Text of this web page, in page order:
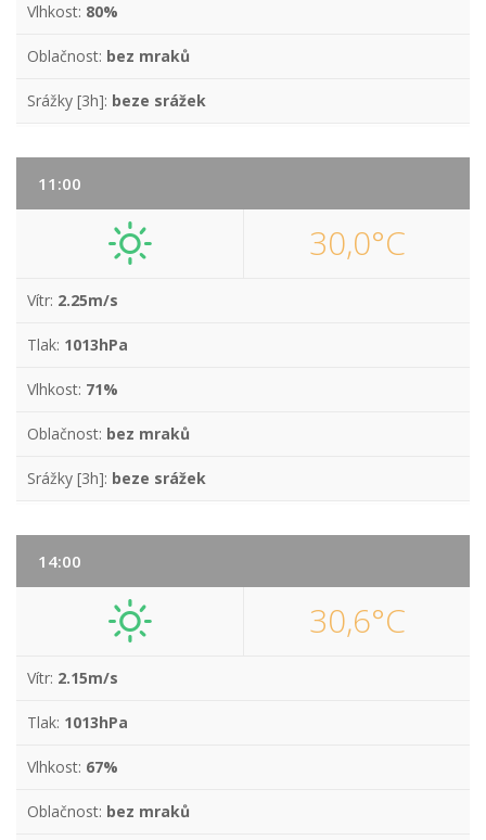
Vlhkost: 80%
Oblačnost: bez mraků
Srážky [3h]: beze srážek
11:00
30,0°C
Vítr: 2.25m/s
Tlak: 1013hPa
Vlhkost: 71%
Oblačnost: bez mraků
Srážky [3h]: beze srážek
14:00
30,6°C
Vítr: 2.15m/s
Tlak: 1013hPa
Vlhkost: 67%
Oblačnost: bez mraků